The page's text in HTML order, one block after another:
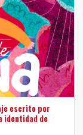
escrito por
identidad de